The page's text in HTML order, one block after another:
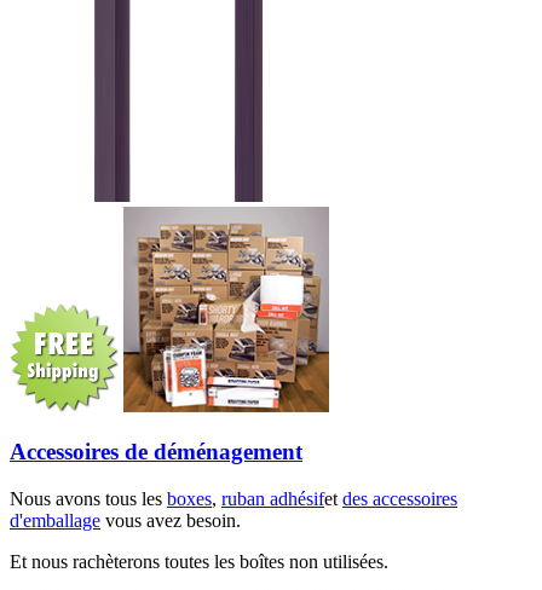
Accessoires de déménagement
Nous avons tous les boxes, ruban adhésifet des accessoires
d'emballage vous avez besoin.
Et nous rachèterons toutes les boîtes non utilisées.